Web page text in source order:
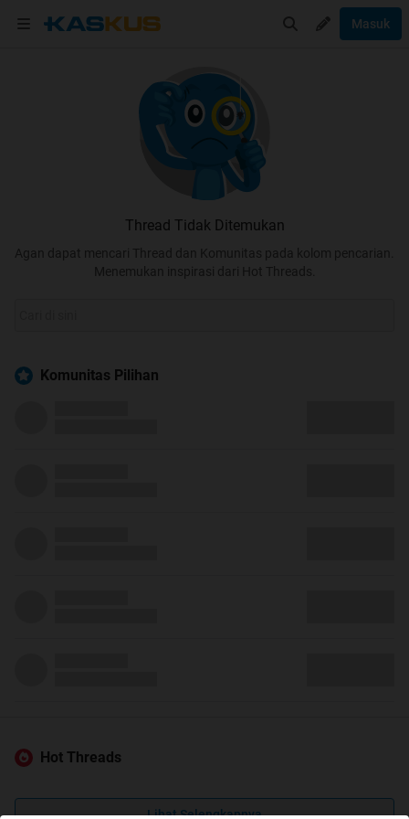
Masuk
Thread Tidak Ditemukan
Agan dapat mencari Thread dan Komunitas pada kolom pencarian.
Menemukan inspirasi dari Hot Threads.
Komunitas Pilihan
Hot Threads
Lihat Selengkapnya